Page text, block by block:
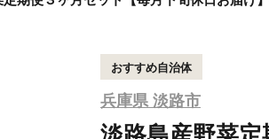
おすすめ自治体
兵庫県 淡路市